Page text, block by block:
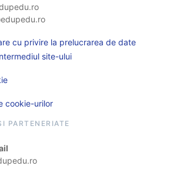
cu privire la prelucrarea de date
site-ului
cookie-urilor
PARTENERIATE